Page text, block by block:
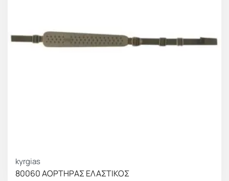
kyrgias
80060 ΑΟΡΤΗΡΑΣ ΕΛΑΣΤΙΚΟΣ